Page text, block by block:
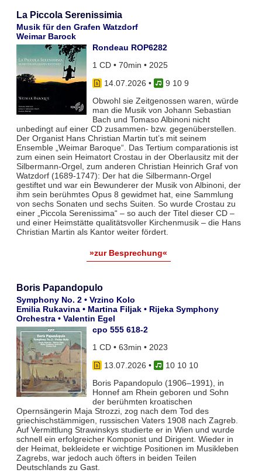
La Piccola Serenissimia
Musik für den Grafen Watzdorf
Weimar Barock
Rondeau ROP6282
1 CD • 70min • 2025
14.07.2026 •
9 10 9
Obwohl sie Zeitgenossen waren, würde
man die Musik von Johann Sebastian
Bach und Tomaso Albinoni nicht
unbedingt auf einer CD zusammen- bzw. gegenüberstellen.
Der Organist Hans Christian Martin tut’s mit seinem
Ensemble „Weimar Baroque“. Das Tertium comparationis ist
zum einen sein Heimatort Crostau in der Oberlausitz mit der
Silbermann-Orgel, zum anderen Christian Heinrich Graf von
Watzdorf (1689-1747): Der hat die Silbermann-Orgel
gestiftet und war ein Bewunderer der Musik von Albinoni, der
ihm sein berühmtes Opus 8 gewidmet hat, eine Sammlung
von sechs Sonaten und sechs Suiten. So wurde Crostau zu
einer „Piccola Serenissima“ – so auch der Titel dieser CD –
und einer Heimstätte qualitätsvoller Kirchenmusik – die Hans
Christian Martin als Kantor weiter fördert.
»zur Besprechung«
Boris Papandopulo
Symphony No. 2 • Vrzino Kolo
Emilia Rukavina • Martina Filjak • Rijeka Symphony
Orchestra • Valentin Egel
cpo 555 618-2
1 CD • 63min • 2023
13.07.2026 •
10 10 10
Boris Papandopulo (1906–1991), in
Honnef am Rhein geboren und Sohn
der berühmten kroatischen
Opernsängerin Maja Strozzi, zog nach dem Tod des
griechischstämmigen, russischen Vaters 1908 nach Zagreb.
Auf Vermittlung Strawinskys studierte er in Wien und wurde
schnell ein erfolgreicher Komponist und Dirigent. Wieder in
der Heimat, bekleidete er wichtige Positionen im Musikleben
Zagrebs, war jedoch auch öfters in beiden Teilen
Deutschlands zu Gast.